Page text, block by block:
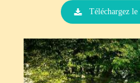
Téléchargez